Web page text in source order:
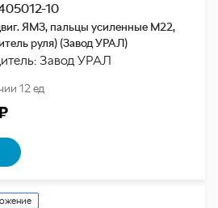
10
ЯМЗ, пальцы усиленные М22,
руля) (Завод УРАЛ)
Завод УРАЛ
12 ед